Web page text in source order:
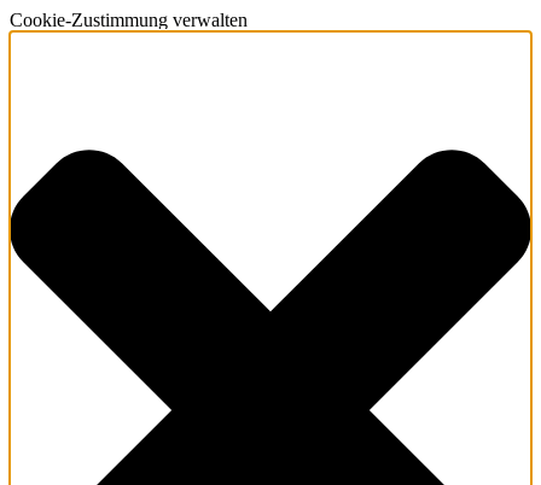
Cookie-Zustimmung verwalten